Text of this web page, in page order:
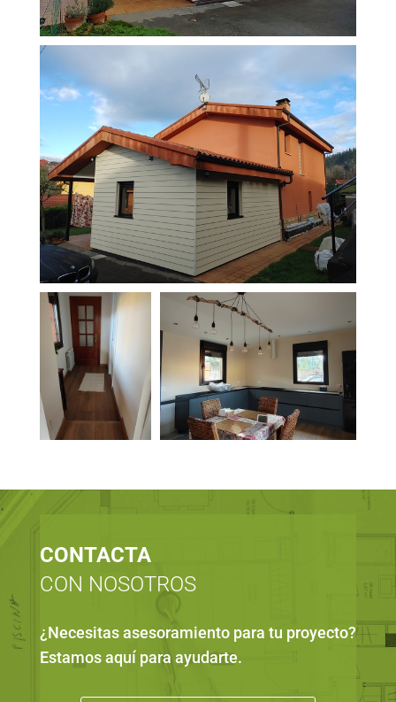
CONTACTA
CON NOSOTROS
¿Necesitas asesoramiento para tu proyecto?
Estamos aquí para ayudarte.